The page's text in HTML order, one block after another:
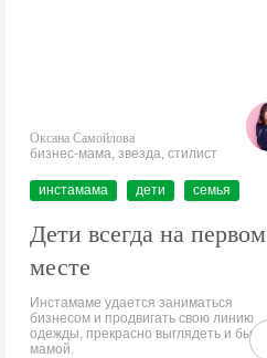
Оксана Самойлова
бизнес-мама, звезда, стилист
инстамама дети семья
Дети всегда на первом
месте
Инстамаме удается заниматься
бизнесом и продвигать свою линию
одежды, прекрасно выглядеть и быть
мамой.